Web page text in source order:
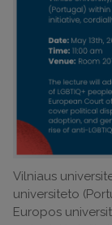
Vilniaus
universiteto
Europos